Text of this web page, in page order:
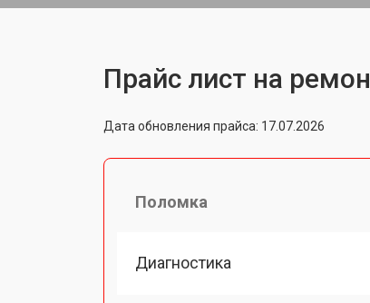
Прайс лист на
Дата обновления прайса: 17.07.2026
Поломка
Диагностика